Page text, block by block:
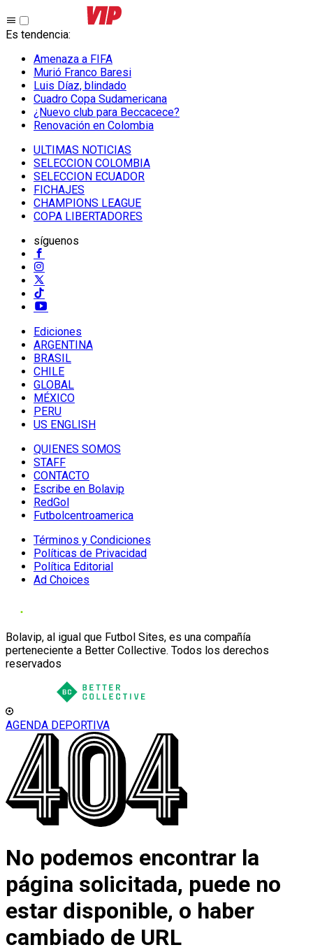
Es tendencia:
Amenaza a FIFA
Murió Franco Baresi
Luis Díaz, blindado
Cuadro Copa Sudamericana
¿Nuevo club para Beccacece?
Renovación en Colombia
ULTIMAS NOTICIAS
SELECCION COLOMBIA
SELECCION ECUADOR
FICHAJES
CHAMPIONS LEAGUE
COPA LIBERTADORES
síguenos
Ediciones
ARGENTINA
BRASIL
CHILE
GLOBAL
MÉXICO
PERU
US ENGLISH
QUIENES SOMOS
STAFF
CONTACTO
Escribe en Bolavip
RedGol
Futbolcentroamerica
Términos y Condiciones
Políticas de Privacidad
Política Editorial
Ad Choices
Bolavip, al igual que Futbol Sites, es una compañía
perteneciente a Better Collective. Todos los derechos
reservados
AGENDA DEPORTIVA
No podemos encontrar la
página solicitada, puede no
estar disponible, o haber
cambiado de URL